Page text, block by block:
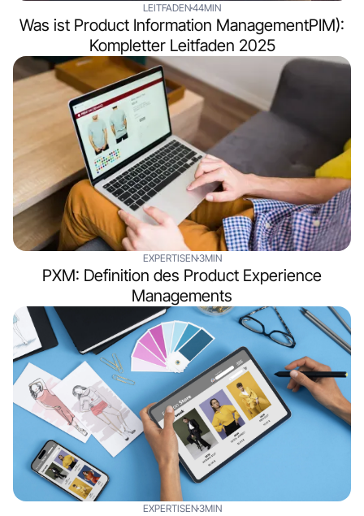
LEITFADEN44MIN
Was ist Product Information ManagementPIM):
Kompletter Leitfaden 2025
EXPERTISEN3MIN
PXM: Definition des Product Experience
Managements
EXPERTISEN3MIN